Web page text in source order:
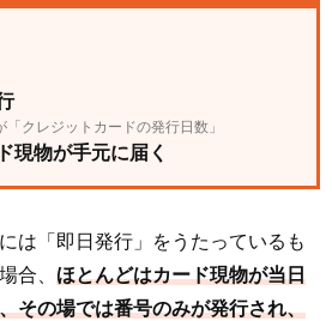
クレジットカードの発行日数」
現物が手元に届く
は「即日発行」をうたっているも
合、 ほとんどはカード現物が当日
その場では番号のみが発行され、